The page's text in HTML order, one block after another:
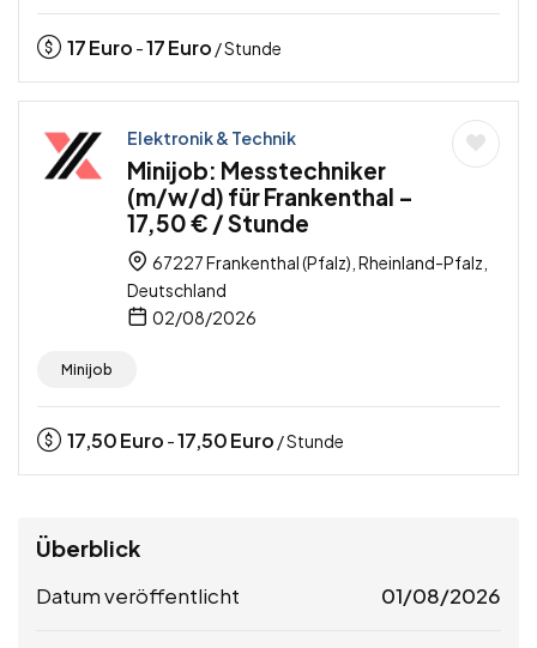
17Euro -17Euro / Stunde
Elektronik & Technik
Minijob: Messtechniker
(m/w/d) für Frankenthal –
17,50 € / Stunde
67227 Frankenthal (Pfalz), Rheinland-Pfalz,
Deutschland
02/08/2026
Minijob
17,50Euro -17,50Euro / Stunde
Überblick
Datum veröffentlicht 01/08/2026